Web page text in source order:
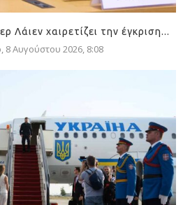
χαιρετίζει την έγκριση...
8 Αυγούστου 2026, 8:08